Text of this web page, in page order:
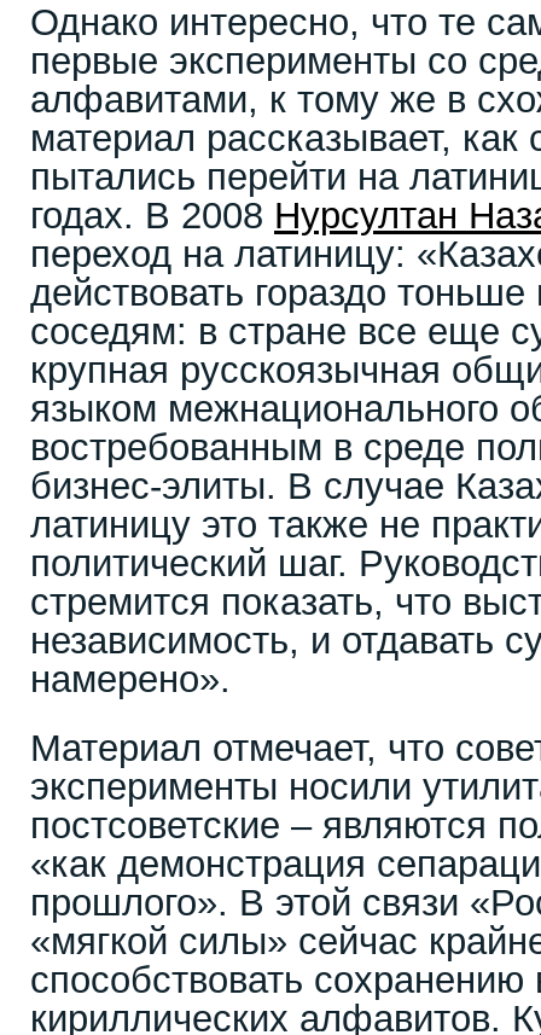
Однако интересно, что те
первые эксперименты со
алфавитами, к тому же в
материал рассказывает, как
пытались перейти на
годах. В 2008 Нурсултан
переход на латиницу:
действовать гораздо
соседям: в стране все еще
крупная русскоязычная
языком межнационального
востребованным в среде
бизнес-элиты. В случае
латиницу это также не
политический шаг.
стремится показать, что
независимость, и отдавать
намерено».
Материал отмечает, что
эксперименты носили
постсоветские – являются
«как демонстрация
прошлого». В этой связи
«мягкой силы» сейчас
способствовать сохранению
кириллических алфавитов.